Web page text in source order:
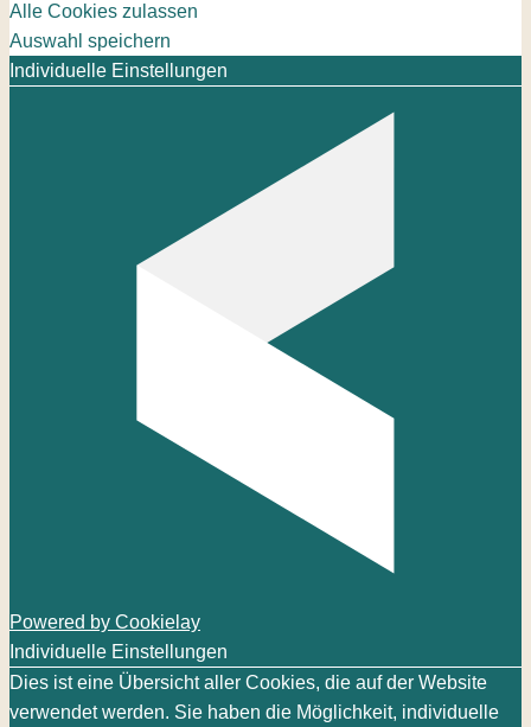
Alle Cookies zulassen
Auswahl speichern
Individuelle Einstellungen
Powered by Cookielay
Individuelle Einstellungen
Dies ist eine Übersicht aller Cookies, die auf der Website
verwendet werden. Sie haben die Möglichkeit, individuelle